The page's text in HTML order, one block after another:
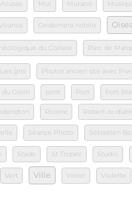
Mur Murano
Oedemera nobilis
du Colisée Parc de
gris Photos ancien site avec
du Groin pont Port Port-
Riviere Robert-le-
Séance Photo Sébastien
Stade St Tropez Studio
Vert Ville Violet Violette